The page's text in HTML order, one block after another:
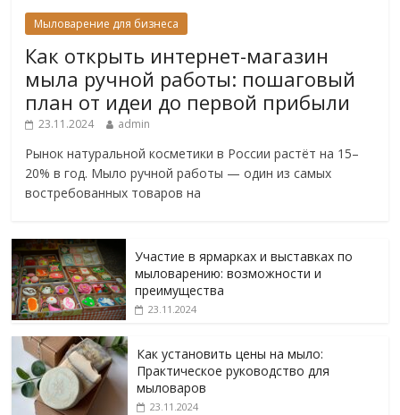
Мыловарение для бизнеса
Как открыть интернет-магазин
мыла ручной работы: пошаговый
план от идеи до первой прибыли
23.11.2024 admin
Рынок натуральной косметики в России растёт на 15–
20% в год. Мыло ручной работы — один из самых
востребованных товаров на
Участие в ярмарках и выставках по
мыловарению: возможности и
преимущества
23.11.2024
Как установить цены на мыло:
Практическое руководство для
мыловаров
23.11.2024